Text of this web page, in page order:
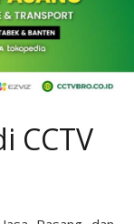
CCTV